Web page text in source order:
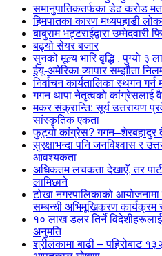
समानुपातिकतर्फका डेढ करोड
हिमपातका कारण मध्यपहाडी
बाबुराम भट्टराईद्वारा उम्मेदवारी
बढ्यो सेयर बजार
सुनको मूल्य भारि वृद्धि , पुग्यो ३
ईयू-अमेरिका व्यापार सम्झौता
निर्वाचन कार्यतालिका स्थगन
गगन थापा नेतृत्वको कांग्रेसलाई
मकर संक्रान्ति: सूर्य उत्तरायण
सांस्कृतिक एकता
फुट्यो कांग्रेस? गगन–शेरबहादुर
सुरक्षाभन्दा पनि जनविश्वास र
आवश्यकता
अधिकतम लचकता देखाएँ, तर
लामिछाने
टोखा नगरपालिकाको
सम्बन्धी अभिमूखिकरण कार्यक्रम
१० लाख डलर तिर्ने
अनुमति
श्रीलंकामा बाढी – पहिरोबाट